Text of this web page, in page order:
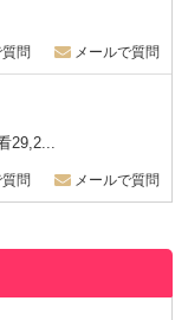
問 メールで質問
29,2...
問 メールで質問